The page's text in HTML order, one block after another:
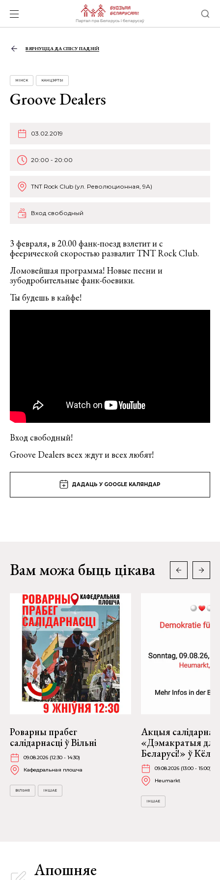
ВЯРНУЦЦА ДА СПІСУ ПАДЗЕЙ
МІНСК КАНЦЭРТЫ
Groove Dealers
03.02.2019
20:00 - 20:00
TNT Rock Club (ул. Революционная, 9А)
Вход свободный
3 февраля, в 20.00 фанк-поезд взлетит и с
феерической скоростью развалит TNT Rock Club.
Ломовейшая программа! Новые песни и
зубодробительные фанк-боевики.
Ты будешь в кайфе!
Вход свободный!
Groove Dealers всех ждут и всех любят!
ДАДАЦЬ У GOOGLE КАЛЯНДАР
Вам можа быць цікава
Роварны прабег
салідарнасці ў Вільні
09.08.2026 (12:30 - 14:30)
Кафедральная плошча
ВІЛЬНЯ ІНШАЕ
Акцыя
«Дэмакратыя для
Беларусі!» ў
09.08.2026 (13:00 - 15:00)
Heumarkt
ІНШАЕ
Апошняе